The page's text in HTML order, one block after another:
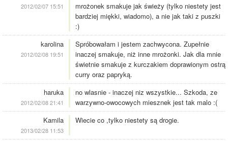
2012/02/07 15:51
mrożonek smakuje jak świeży (tylko niestety jest
bardziej miękki, wiadomo), a nie jak taki z puszki
:)
karolina
2012/02/08 19:51
Spróbowałam i jestem zachwycona. Zupełnie
inaczej smakuje, niż inne mrożonki. Jak dla mnie
świetnie smakuje z kurczakiem doprawionym ostrą
curry oraz papryką.
haruka
2012/02/08 21:41
no wlasnie - inaczej niz wszystkie... Szkoda, ze
warzywno-owocowych miesznek jest tak malo :(
Kamila
2013/02/28 11:53
Wiecie co ,tylko niestety są drogie.